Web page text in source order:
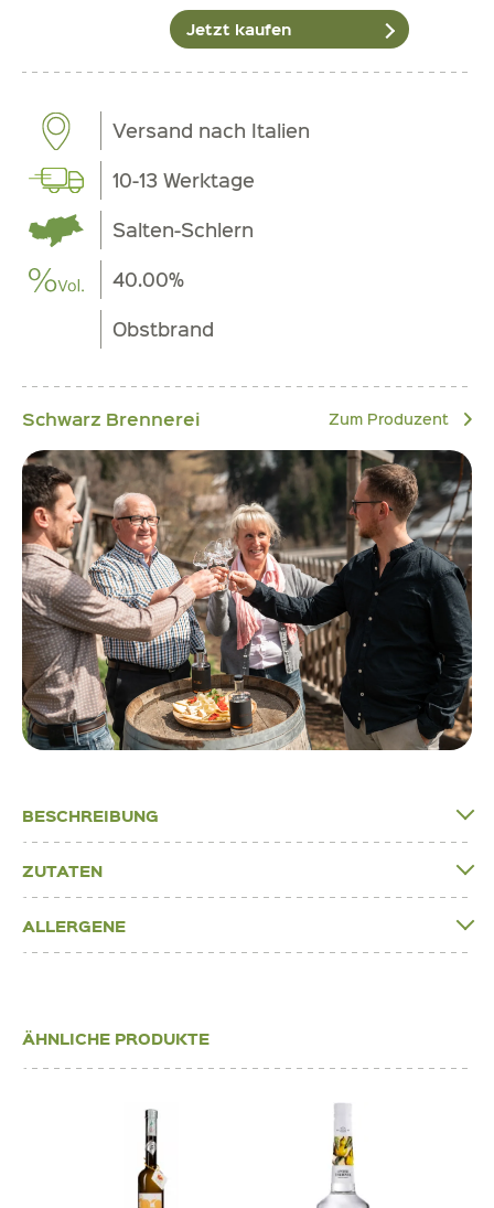
Jetzt kaufen
Versand nach Italien
10-13 Werktage
Salten-Schlern
40.00%
Obstbrand
Schwarz Brennerei Zum Produzent
BESCHREIBUNG
ZUTATEN
ALLERGENE
ÄHNLICHE PRODUKTE